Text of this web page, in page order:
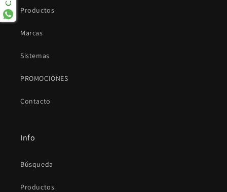
Productos
Marcas
Sistemas
PROMOCIONES
Contacto
Info
Búsqueda
Productos